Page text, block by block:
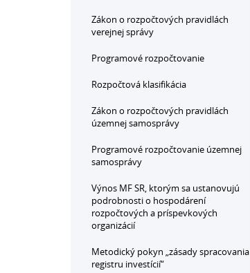
Zákon o rozpočtových pravidlách
verejnej správy
Programové rozpočtovanie
Rozpočtová klasifikácia
Zákon o rozpočtových pravidlách
územnej samosprávy
Programové rozpočtovanie územnej
samosprávy
Výnos MF SR, ktorým sa ustanovujú
podrobnosti o hospodárení
rozpočtových a príspevkových
organizácií
Metodický pokyn „zásady spracovania
registru investícií“